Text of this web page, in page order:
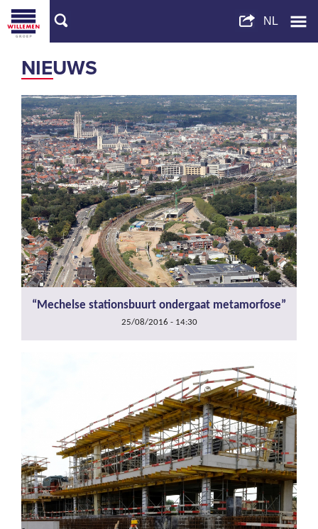
NIEUWS
“Mechelse stationsbuurt ondergaat metamorfose”
25/08/2016 - 14:30